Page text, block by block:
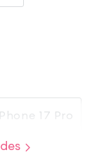
17 Pro